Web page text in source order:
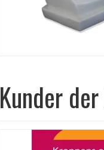
Kunder